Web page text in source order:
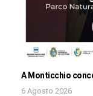
A Monticchio
6 Agosto 2026